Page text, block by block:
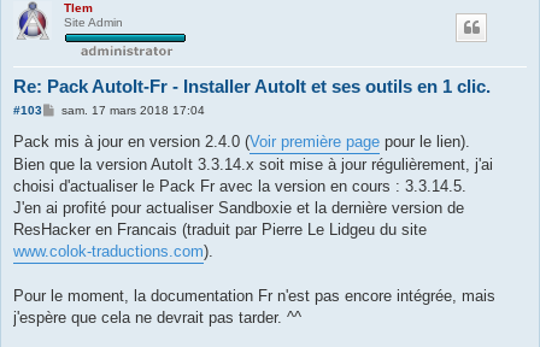
Tlem
Site Admin
Re: Pack AutoIt-Fr - Installer AutoIt et ses outils en 1 clic.
#103
M
s
a
g
e
sam. 17 mars 2018 17:04
Pack mis à jour en version 2.4.0 (Voir première page pour le lien).
Bien que la version AutoIt 3.3.14.x soit mise à jour régulièrement, j'ai
choisi d'actualiser le Pack Fr avec la version en cours : 3.3.14.5.
J'en ai profité pour actualiser Sandboxie et la dernière version de
ResHacker en Francais (traduit par Pierre Le Lidgeu du site
www.colok-traductions.com).
Pour le moment, la documentation Fr n'est pas encore intégrée, mais
j'espère que cela ne devrait pas tarder. ^^